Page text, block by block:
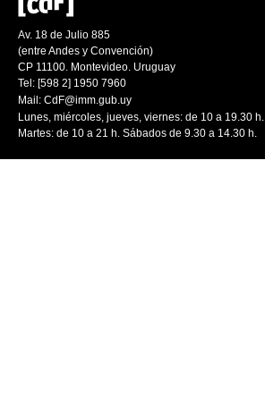
Av. 18 de Julio 885
(entre Andes y Convención)
CP 11100. Montevideo. Uruguay
Tel: [598 2] 1950 7960
Mail: CdF@imm.gub.uy
Lunes, miércoles, jueves, viernes: de 10 a 19.30 h.
Martes: de 10 a 21 h. Sábados de 9.30 a 14.30 h.